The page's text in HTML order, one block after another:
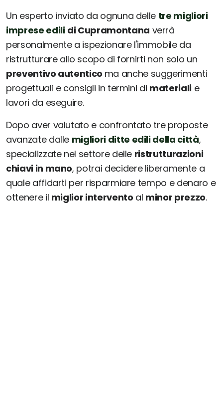
Un esperto inviato da ognuna delle tre migliori
imprese edili di Cupramontana verrà
personalmente a ispezionare l'immobile da
ristrutturare allo scopo di fornirti non solo un
preventivo autentico ma anche suggerimenti
progettuali e consigli in termini di materialie
lavori da eseguire.
Dopo aver valutato e confrontato tre proposte
avanzate dalle migliori ditte edili della città,
specializzate nel settore delle ristrutturazioni
chiavi in mano, potrai decidere liberamente a
quale affidarti per risparmiare tempo e denaro e
ottenere il miglior intervento al minor prezzo.